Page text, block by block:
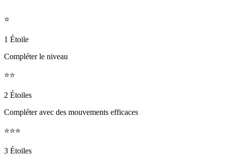
⭐
1 Étoile
Compléter le niveau
⭐⭐
2 Étoiles
Compléter avec des mouvements efficaces
⭐⭐⭐
3 Étoiles